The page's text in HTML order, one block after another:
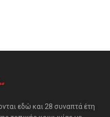
εδώ και 28 συναπτά έτη